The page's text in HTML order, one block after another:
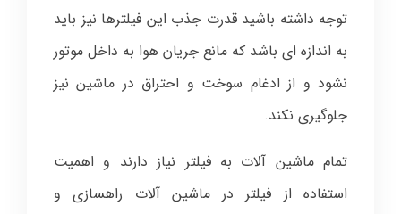
توجه داشته باشید قدرت جذب این فیلترها نیز باید
به اندازه ای باشد که مانع جریان هوا به داخل موتور
نشود و از ادغام سوخت و احتراق در ماشین نیز
جلوگیری نکند.
تمام ماشین آلات به فیلتر نیاز دارند و اهمیت
استفاده از فیلتر در ماشین آلات راهسازی و